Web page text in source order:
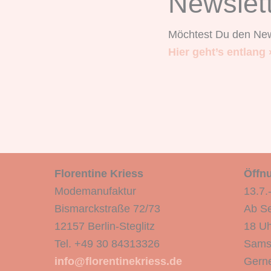
Möchtest Du den
Hier geht’s entlang
Florentine Kriess
Modemanufaktur
Bismarckstraße 72/73
12157 Berlin-Steglitz
Tel. +49 30 84313326
info@florentinekriess.de
Ab
18